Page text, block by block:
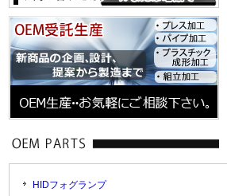
HIDフォグランプ